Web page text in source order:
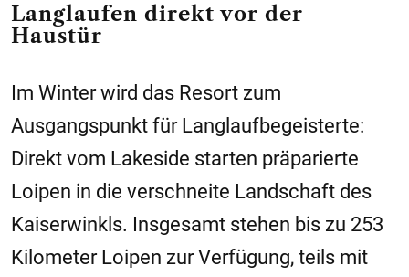
Langlaufen direkt vor der
Haustür
Im Winter wird das Resort zum
Ausgangspunkt für Langlaufbegeisterte:
Direkt vom Lakeside starten präparierte
Loipen in die verschneite Landschaft des
Kaiserwinkls. Insgesamt stehen bis zu 253
Kilometer Loipen zur Verfügung, teils mit